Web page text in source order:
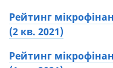
Рейтинг
(2 кв. 2021)
Рейтинг